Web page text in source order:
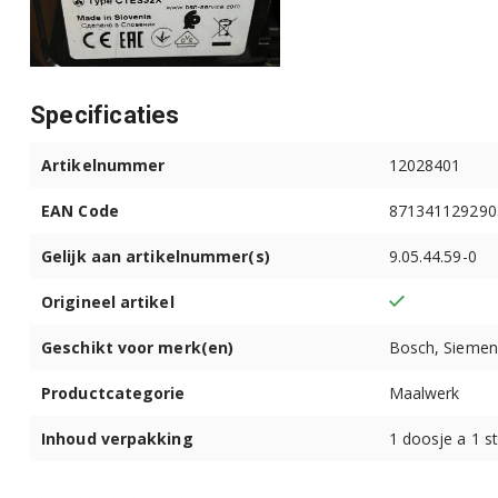
Siemens CT636LEW1/07
Siemens CT836LEB6/05
Siemens CT836LEB6/06
Siemens CT836LEB6/07
Siemens CT836LEB6/08
Siemens CT836LEB6W/07
Specificaties
Artikelnummer 12028401
EAN Code
Gelijk aan artikelnummer(s) 9.05.44.59-0
Origineel artikel
Geschikt voor merk(en) Bosch,
Productcategorie Maalwerk
Inhoud verpakking 1 doosje a 1